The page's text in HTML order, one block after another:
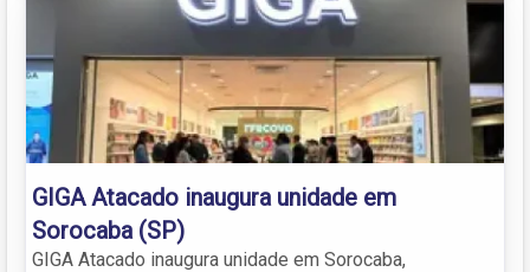
GIGA Atacado inaugura unidade em
Sorocaba (SP)
GIGA Atacado inaugura unidade em Sorocaba,